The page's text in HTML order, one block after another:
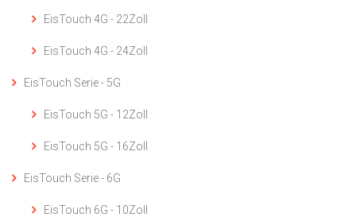
EisTouch 4G - 22Zoll
EisTouch 4G - 24Zoll
EisTouch Serie - 5G
EisTouch 5G - 12Zoll
EisTouch 5G - 16Zoll
EisTouch Serie - 6G
EisTouch 6G - 10Zoll